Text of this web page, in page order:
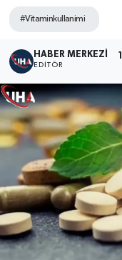
#Vitaminkullanimi
HABER MERKEZI
EDITÖR